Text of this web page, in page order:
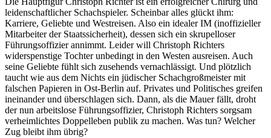
leidenschaftlicher Schachspieler. Scheinbar alles glückt ihm:
Karriere, Geliebte und Westreisen. Also ein idealer IM (inoffizieller
Mitarbeiter der Staatssicherheit), dessen sich ein skrupelloser
Führungsoffizier annimmt. Leider will Christoph Richters
widerspenstige Tochter unbedingt in den Westen ausreisen. Auch
seine Geliebte fühlt sich zusehends vernachlässigt. Und plötzlich
taucht wie aus dem Nichts ein jüdischer Schachgroßmeister mit
falschen Papieren in Ost-Berlin auf. Privates und Politisches greifen
ineinander und überschlagen sich. Dann, als die Mauer fällt, droht
der nun arbeitslose Führungsoffizier, Christoph Richters sorgsam
verheimlichtes Doppelleben publik zu machen. Was tun? Welcher
Zug bleibt ihm übrig?